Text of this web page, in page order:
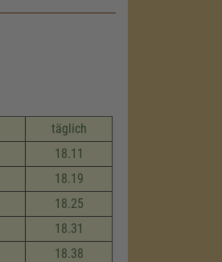
täglich
18.11
18.19
18.25
18.31
18.38